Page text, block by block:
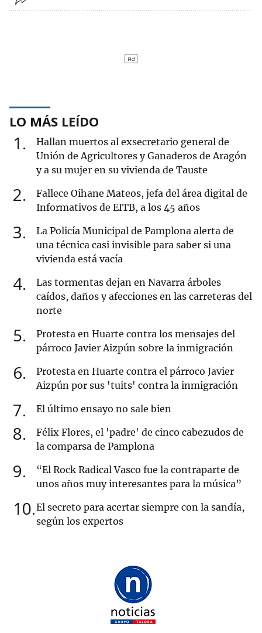
LO MÁS LEÍDO
1
Hallan muertos al exsecretario general de
Unión de Agricultores y Ganaderos de Aragón
y a su mujer en su vivienda de Tauste
2
Fallece Oihane Mateos, jefa del área digital de
Informativos de EITB, a los 45 años
3
La Policía Municipal de Pamplona alerta de
una técnica casi invisible para saber si una
vivienda está vacía
4
Las tormentas dejan en Navarra árboles
caídos, daños y afecciones en las carreteras del
norte
5
Protesta en Huarte contra los mensajes del
párroco Javier Aizpún sobre la inmigración
6
Protesta en Huarte contra el párroco Javier
Aizpún por sus 'tuits' contra la inmigración
7 El último ensayo no sale bien
8
Félix Flores, el 'padre' de cinco cabezudos de
la comparsa de Pamplona
9
“El Rock Radical Vasco fue la contraparte de
unos años muy interesantes para la música”
10 El secreto para acertar siempre con la sandía,
según los expertos